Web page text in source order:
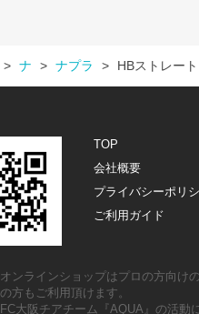
> ナ > ナプラ > HBストレー
TOP
会社概要
プライバシーポリ
ご利用ガイド
ンラインショップはプロの方向け
方もご利用頂けます。
大阪チアチーム『AQUA』の活動